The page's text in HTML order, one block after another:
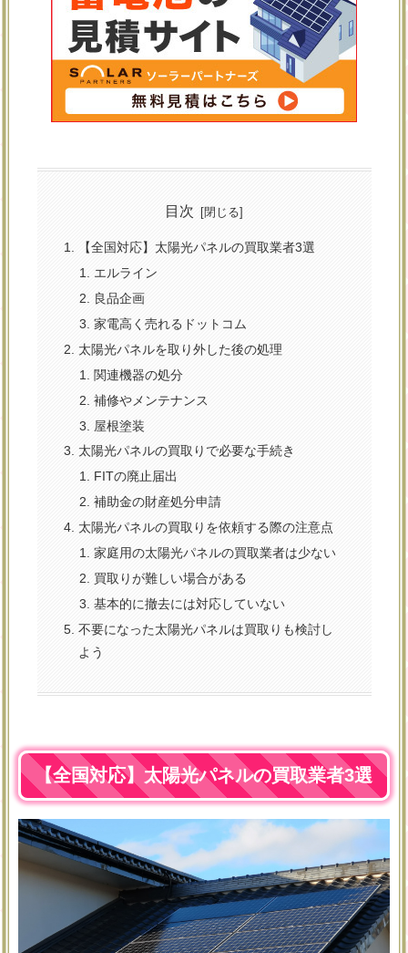
目次
【全国対応】太陽光パネルの買取業者3選
エルライン
良品企画
家電高く売れるドットコム
太陽光パネルを取り外した後の処理
関連機器の処分
補修やメンテナンス
屋根塗装
太陽光パネルの買取りで必要な手続き
FITの廃止届出
補助金の財産処分申請
太陽光パネルの買取りを依頼する際の注意点
家庭用の太陽光パネルの買取業者は少ない
買取りが難しい場合がある
基本的に撤去には対応していない
不要になった太陽光パネルは買取りも検討し
よう
【全国対応】太陽光パネルの買取業者3選